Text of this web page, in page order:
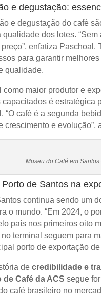
e degustação:
e degustação do café
qualidade dos lotes.
enfatiza
para garantir
qualidade.
como maior produtor e
capacitados é estratégica
“O café é a segunda
crescimento e evolução”,
Museu do Café em
de Santos na
continua sendo um
o mundo. “Em 2024, o
país nos primeiros oito
terminal seguem para
porto de exportação
de credibilidade e
de Café da ACS segue
café brasileiro no